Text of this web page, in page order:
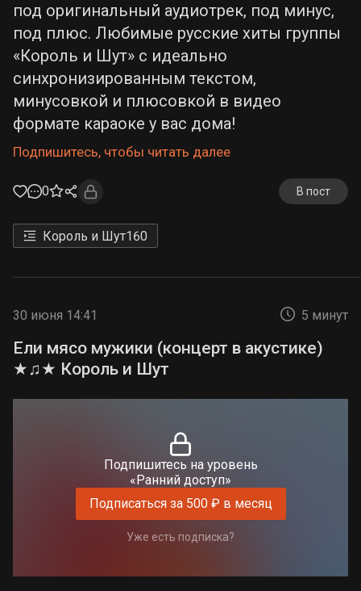
под оригинальный аудиотрек, под минус,
под плюс. Любимые русские хиты группы
«Король и Шут» с идеально
синхронизированным текстом,
минусовкой и плюсовкой в видео
формате караоке у вас дома!
Подпишитесь, чтобы читать далее
0 В пост
Король и Шут160
30 июня 14:41 5 минут
Ели мясо мужики (концерт в акустике)
★♫★ Король и Шут
Подпишитесь на уровень
«Ранний доступ»
Подписаться за 500 ₽ в месяц
Уже есть подписка?